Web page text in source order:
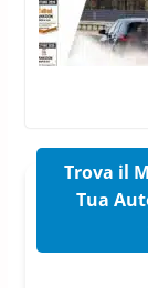
Trova il
Tua